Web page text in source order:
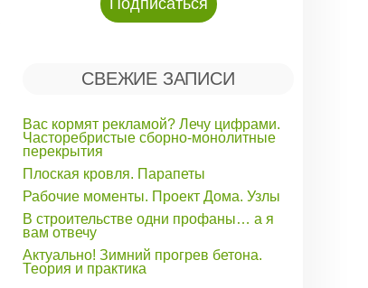
СВЕЖИЕ ЗАПИСИ
Вас кормят рекламой? Лечу цифрами.
Часторебристые сборно-монолитные
перекрытия
Плоская кровля. Парапеты
Рабочие моменты. Проект Дома. Узлы
В строительстве одни профаны… а я
вам отвечу
Актуально! Зимний прогрев бетона.
Теория и практика